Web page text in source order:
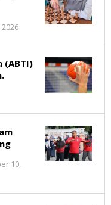
2026
(ABTI)
10,